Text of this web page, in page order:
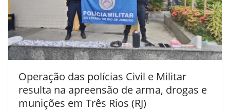
Operação das polícias Civil e Militar
resulta na apreensão de arma, drogas e
munições em Três Rios (RJ)